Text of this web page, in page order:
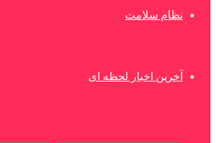
نظام سلامت
آخرین اخبار لحظه ای